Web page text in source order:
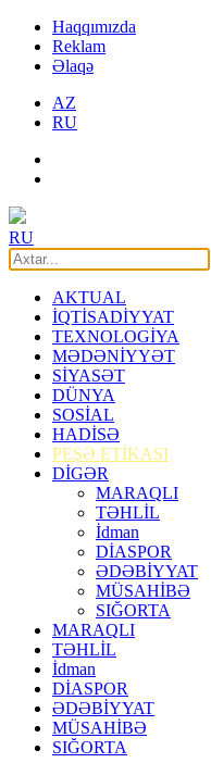
Haqqımızda
Reklam
Əlaqə
AZ
RU
RU
AKTUAL
İQTİSADİYYAT
TEXNOLOGİYA
MƏDƏNİYYƏT
SİYASƏT
DÜNYA
SOSİAL
HADİSƏ
PEŞƏ ETİKASI
DİGƏR
MARAQLI
TƏHLİL
İdman
DİASPOR
ƏDƏBİYYAT
MÜSAHİBƏ
SIĞORTA
MARAQLI
TƏHLİL
İdman
DİASPOR
ƏDƏBİYYAT
MÜSAHİBƏ
SIĞORTA